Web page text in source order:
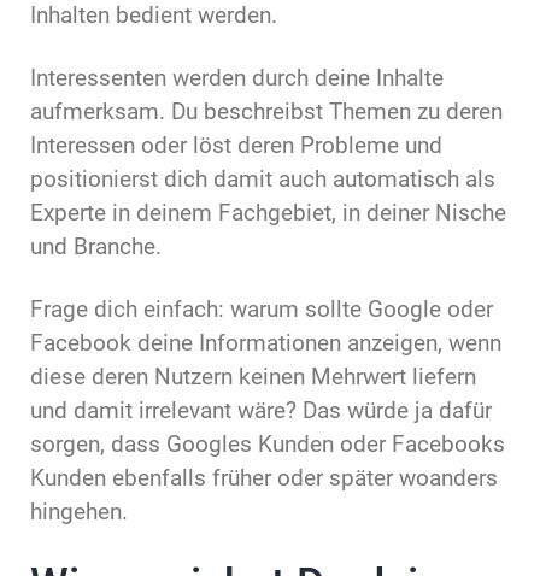
Inhalten bedient werden.
Interessenten werden durch deine Inhalte
aufmerksam. Du beschreibst Themen zu deren
Interessen oder löst deren Probleme und
positionierst dich damit auch automatisch als
Experte in deinem Fachgebiet, in deiner Nische
und Branche.
Frage dich einfach: warum sollte Google oder
Facebook deine Informationen anzeigen, wenn
diese deren Nutzern keinen Mehrwert liefern
und damit irrelevant wäre? Das würde ja dafür
sorgen, dass Googles Kunden oder Facebooks
Kunden ebenfalls früher oder später woanders
hingehen.